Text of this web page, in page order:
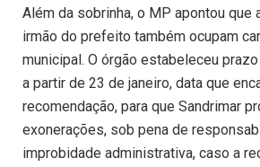
Além da sobrinha, o MP apontou que
irmão do prefeito também ocupam
municipal. O órgão estabeleceu
a partir de 23 de janeiro, data que
recomendação, para que Sandrimar
exonerações, sob pena de
improbidade administrativa, caso a